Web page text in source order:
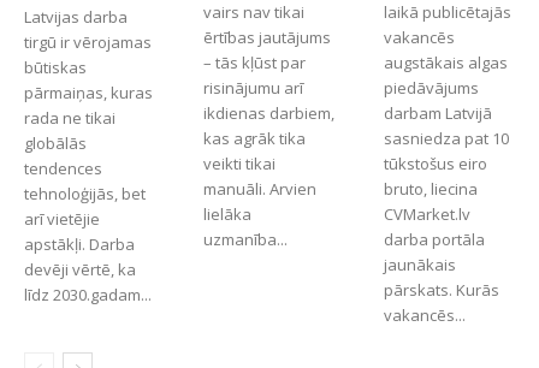
Latvijas darba
tirgū ir vērojamas
būtiskas
pārmaiņas, kuras
rada ne tikai
globālās
tendences
tehnoloģijās, bet
arī vietējie
apstākļi. Darba
devēji vērtē, ka
līdz 2030.gadam...
vairs nav tikai
ērtības jautājums
– tās kļūst par
risinājumu arī
ikdienas darbiem,
kas agrāk tika
veikti tikai
manuāli. Arvien
lielāka
uzmanība...
laikā publicētajās
vakancēs
augstākais algas
piedāvājums
darbam Latvijā
sasniedza pat 10
tūkstošus eiro
bruto, liecina
CVMarket.lv
darba portāla
jaunākais
pārskats. Kurās
vakancēs...